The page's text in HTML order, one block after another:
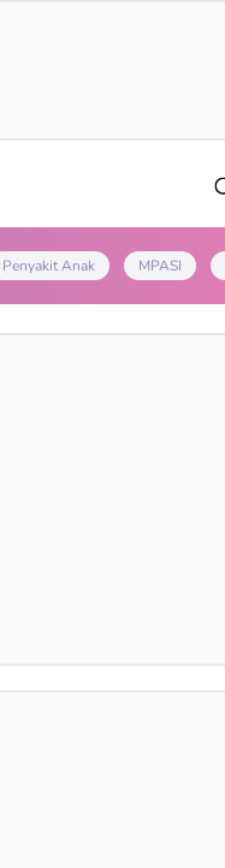
Penyakit Anak MPASI